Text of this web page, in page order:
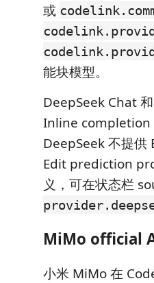
或
能块模型。
DeepSeek Chat
Inline completion
DeepSeek 不提
Edit prediction
义，可在状态栏
MiMo official
小米 MiMo 在